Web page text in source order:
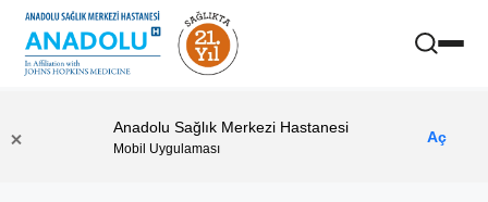
Anadolu Sağlık Merkezi Hastanesi
Mobil Uygulaması
Aç